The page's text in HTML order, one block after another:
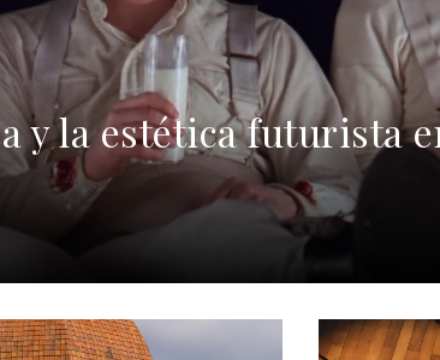
y la estética futurista